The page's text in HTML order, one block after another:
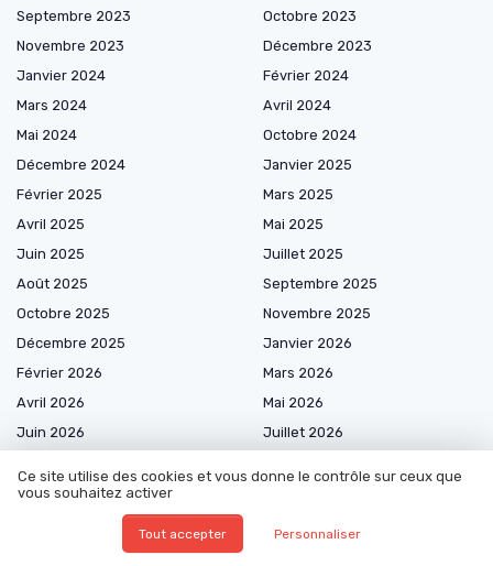
Septembre 2023
Octobre 2023
Novembre 2023
Décembre 2023
Janvier 2024
Février 2024
Mars 2024
Avril 2024
Mai 2024
Octobre 2024
Décembre 2024
Janvier 2025
Février 2025
Mars 2025
Avril 2025
Mai 2025
Juin 2025
Juillet 2025
Août 2025
Septembre 2025
Octobre 2025
Novembre 2025
Décembre 2025
Janvier 2026
Février 2026
Mars 2026
Avril 2026
Mai 2026
Juin 2026
Juillet 2026
Ce site utilise des cookies et vous donne le contrôle sur ceux que
vous souhaitez activer
Tout accepter Personnaliser